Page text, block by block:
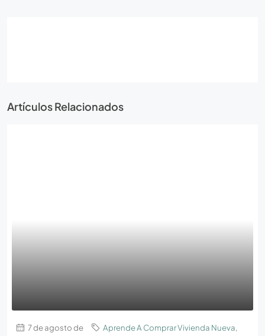
Artículos Relacionados
7 de agosto de
Aprende A Comprar Vivienda Nueva,